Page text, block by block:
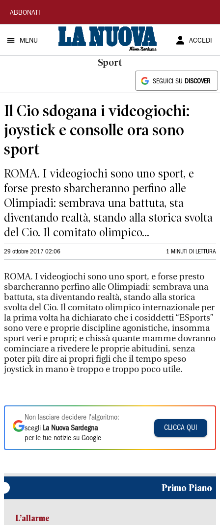
La
Nuova
Sardegna
ABBONATI
MENU ACCEDI
Sport
SEGUICI SU DISCOVER
Il Cio sdogana i videogiochi:
joystick e consolle ora sono
sport
ROMA. I videogiochi sono uno sport, e
forse presto sbarcheranno perfino alle
Olimpiadi: sembrava una battuta, sta
diventando realtà, stando alla storica svolta
del Cio. Il comitato olimpico...
29 ottobre 2017 02:06 1 MINUTI DI LETTURA
ROMA. I videogiochi sono uno sport, e forse presto
sbarcheranno perfino alle Olimpiadi: sembrava una
battuta, sta diventando realtà, stando alla storica
svolta del Cio. Il comitato olimpico internazionale per
la prima volta ha dichiarato che i cosiddetti “ESports”
sono vere e proprie discipline agonistiche, insomma
sport veri e propri; e chissà quante mamme dovranno
cominciare a rivedere le proprie abitudini, senza
poter più dire ai propri figli che il tempo speso
joystick in mano è troppo e troppo poco utile.
Non lasciare decidere l'algoritmo:
scegli La Nuova Sardegna
per le tue notizie su Google
CLICCA QUI
Primo Piano
L’allarme